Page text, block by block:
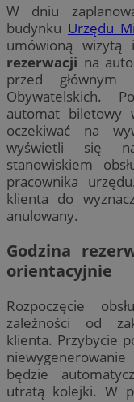
W dniu
budynku Urzędu
umówioną wizytą
rezerwacji na
przed głównym
Obywatelskich.
automat biletowy
oczekiwać na
wyświetli się
stanowiskiem
pracownika
klienta do
anulowany.
Godzina
orientacyjnie
Rozpoczęcie
zależności od
klienta. Przybycie
będzie
utratą kolejki. W